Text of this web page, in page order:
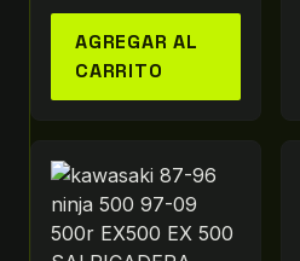
AGREGAR AL
CARRITO